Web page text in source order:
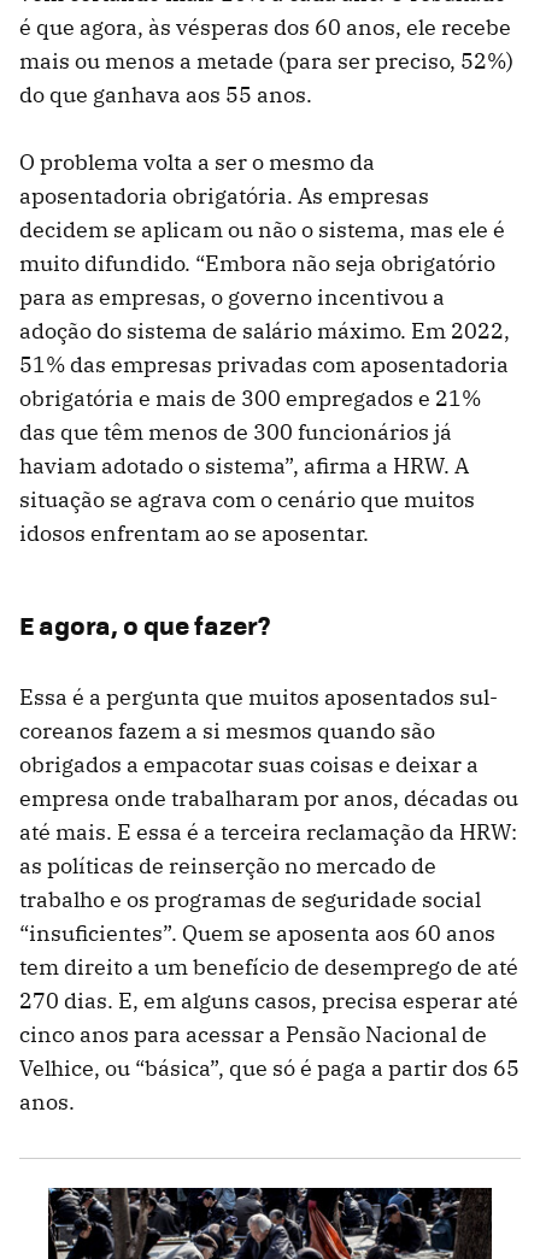
é que agora, às vésperas dos 60 anos, ele recebe
mais ou menos a metade (para ser preciso, 52%)
do que ganhava aos 55 anos.
O problema volta a ser o mesmo da
aposentadoria obrigatória. As empresas
decidem se aplicam ou não o sistema, mas ele é
muito difundido. “Embora não seja obrigatório
para as empresas, o governo incentivou a
adoção do sistema de salário máximo. Em 2022,
51% das empresas privadas com aposentadoria
obrigatória e mais de 300 empregados e 21%
das que têm menos de 300 funcionários já
haviam adotado o sistema”, afirma a HRW. A
situação se agrava com o cenário que muitos
idosos enfrentam ao se aposentar.
E agora, o que fazer?
Essa é a pergunta que muitos aposentados sul-
coreanos fazem a si mesmos quando são
obrigados a empacotar suas coisas e deixar a
empresa onde trabalharam por anos, décadas ou
até mais. E essa é a terceira reclamação da HRW:
as políticas de reinserção no mercado de
trabalho e os programas de seguridade social
“insuficientes”. Quem se aposenta aos 60 anos
tem direito a um benefício de desemprego de até
270 dias. E, em alguns casos, precisa esperar até
cinco anos para acessar a Pensão Nacional de
Velhice, ou “básica”, que só é paga a partir dos 65
anos.